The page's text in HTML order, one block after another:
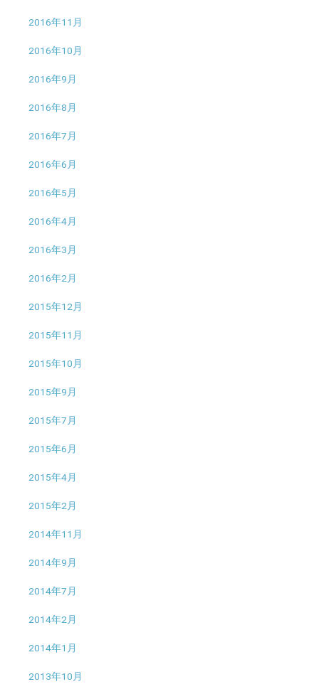
2016年11月
2016年10月
2016年9月
2016年8月
2016年7月
2016年6月
2016年5月
2016年4月
2016年3月
2016年2月
2015年12月
2015年11月
2015年10月
2015年9月
2015年7月
2015年6月
2015年4月
2015年2月
2014年11月
2014年9月
2014年7月
2014年2月
2014年1月
2013年10月